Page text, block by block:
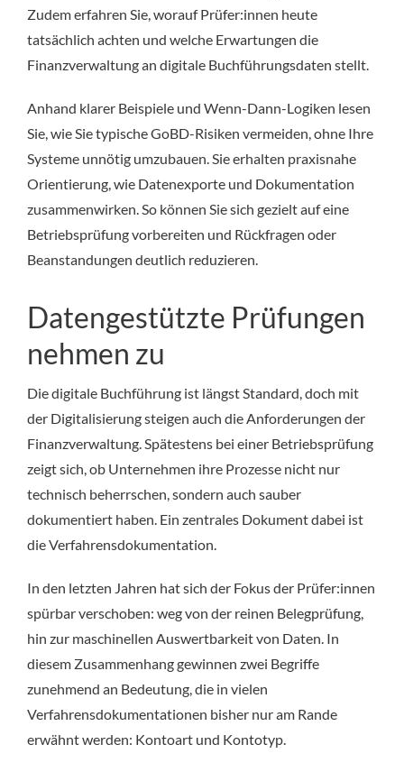
Zudem erfahren Sie, worauf Prüfer:innen heute
tatsächlich achten und welche Erwartungen die
Finanzverwaltung an digitale Buchführungsdaten stellt.
Anhand klarer Beispiele und Wenn-Dann-Logiken lesen
Sie, wie Sie typische GoBD-Risiken vermeiden, ohne Ihre
Systeme unnötig umzubauen. Sie erhalten praxisnahe
Orientierung, wie Datenexporte und Dokumentation
zusammenwirken. So können Sie sich gezielt auf eine
Betriebsprüfung vorbereiten und Rückfragen oder
Beanstandungen deutlich reduzieren.
Datengestützte Prüfungen
nehmen zu
Die digitale Buchführung ist längst Standard, doch mit
der Digitalisierung steigen auch die Anforderungen der
Finanzverwaltung. Spätestens bei einer Betriebsprüfung
zeigt sich, ob Unternehmen ihre Prozesse nicht nur
technisch beherrschen, sondern auch sauber
dokumentiert haben. Ein zentrales Dokument dabei ist
die Verfahrensdokumentation.
In den letzten Jahren hat sich der Fokus der Prüfer:innen
spürbar verschoben: weg von der reinen Belegprüfung,
hin zur maschinellen Auswertbarkeit von Daten. In
diesem Zusammenhang gewinnen zwei Begriffe
zunehmend an Bedeutung, die in vielen
Verfahrensdokumentationen bisher nur am Rande
erwähnt werden: Kontoart und Kontotyp.